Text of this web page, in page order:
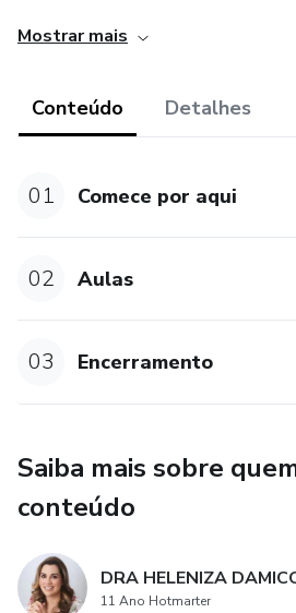
trabalha já há alguns anos.
profissionais da educação.
Mostrar mais
Conteúdo Detalhes
01 Comece por aqui
02 Aulas
03 Encerramento
Saiba mais sobre
conteúdo
DRA HELENIZA
11 Ano Hotmarter